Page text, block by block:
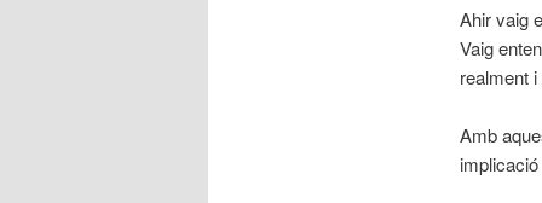
Ahir vaig
Vaig
realment
Amb